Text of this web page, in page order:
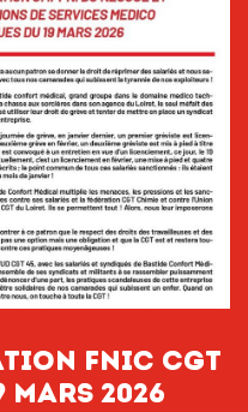
FNIC cgt
MARS 2026